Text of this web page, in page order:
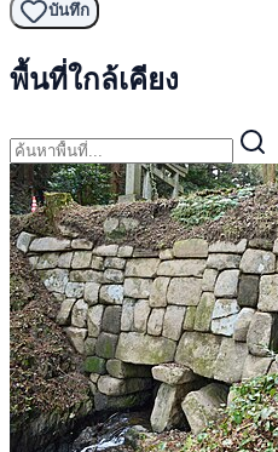
บันทึก
พื้นที่ใกล้เคียง